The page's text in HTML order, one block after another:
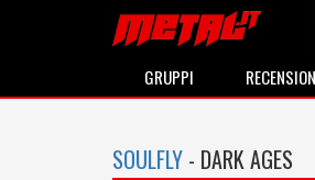
GRUPPI
SOULFLY - DARK AGES